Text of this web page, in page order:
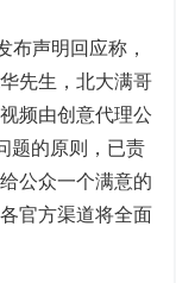
声明回应称，
先生，北大满哥
频由创意代理公
题的原则，已责
公众一个满意的
官方渠道将全面